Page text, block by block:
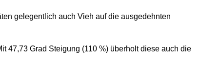
gelegentlich auch Vieh auf die ausgedehnten
47,73 Grad Steigung (110 %) überholt diese auch die